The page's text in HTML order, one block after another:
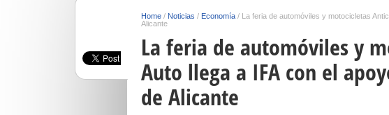
Home / Noticias / Economía / La feria de automóviles y motocicletas
Alicante
La feria de automóviles y
Auto llega a IFA con el
de Alicante